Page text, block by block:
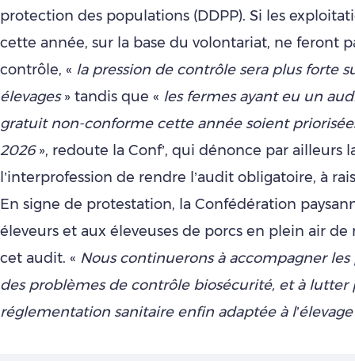
protection des populations (DDPP). Si les
cette année, sur la base du volontariat, ne feront
contrôle, « la pression de contrôle sera plus forte
élevages» tandis que « les fermes ayant eu un
gratuit non-conforme cette année soient
2026», redoute la Conf’, qui dénonce par ailleurs
l’interprofession de rendre l’audit obligatoire, à
En signe de protestation, la Confédération
éleveurs et aux éleveuses de porcs en plein air de
cet audit. « Nous continuerons à accompagner les
des problèmes de contrôle biosécurité, et à lutter
réglementation sanitaire enfin adaptée à l’élevage